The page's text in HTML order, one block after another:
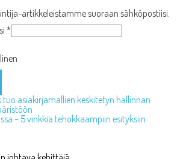
artikkeleistamme suoraan sähköpostiisi.
*
tuo asiakirjamallien keskitetyn hallinnan
– 5 vinkkiä tehokkaampiin esityksiin